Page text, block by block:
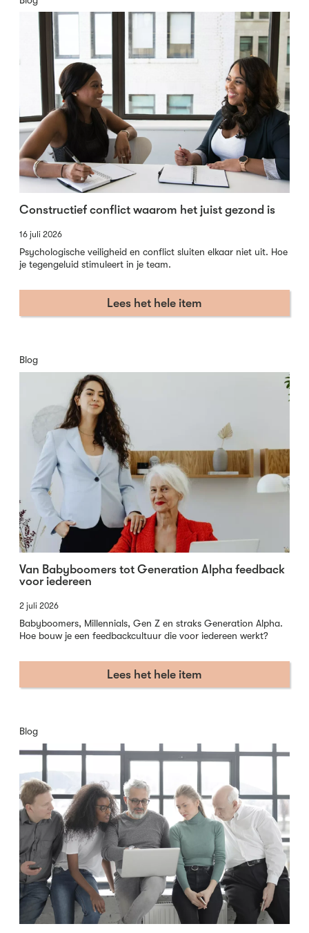
Constructief conflict waarom het juist gezond is
16 juli 2026
Psychologische veiligheid en conflict sluiten elkaar niet uit. Hoe
je tegengeluid stimuleert in je team.
Lees het hele item
Blog
Van Babyboomers tot Generation Alpha feedback
voor iedereen
2 juli 2026
Babyboomers, Millennials, Gen Z en straks Generation Alpha.
Hoe bouw je een feedbackcultuur die voor iedereen werkt?
Lees het hele item
Blog